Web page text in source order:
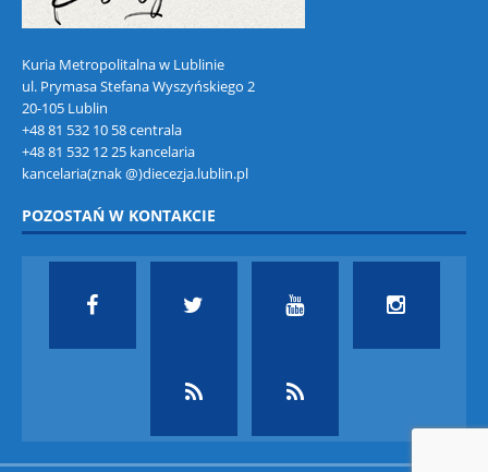
Kuria Metropolitalna w Lublinie
ul. Prymasa Stefana Wyszyńskiego 2
20-105 Lublin
+48 81 532 10 58 centrala
+48 81 532 12 25 kancelaria
kancelaria(znak @)diecezja.lublin.pl
POZOSTAŃ W KONTAKCIE